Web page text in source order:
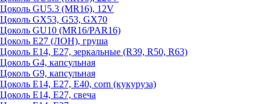
Цоколь GU5.3 (MR16), 12V
Цоколь GX53, G53, GX70
Цоколь GU10 (MR16/PAR16)
Цоколь Е27 (ЛОН), груша
Цоколь Е14, Е27, зеркальные (R39, R50, R63)
Цоколь G4, капсульная
Цоколь G9, капсульная
Цоколь Е14, Е27, Е40, corn (кукуруза)
Цоколь Е14, Е27, свеча